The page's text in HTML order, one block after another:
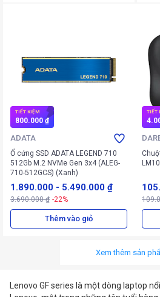
TIẾT KIỆM
800.000 ₫
ADATA
Ổ cứng SSD ADATA LEGEND 710
512Gb M.2 NVMe Gen 3x4 (ALEG-
710-512GCS) (Xanh)
1.890.000 - 5.490.000 ₫
3.690.000 ₫ -22%
Thêm vào giỏ
TIẾT
Xem thêm sản
Lenovo GF series là một dòng laptop